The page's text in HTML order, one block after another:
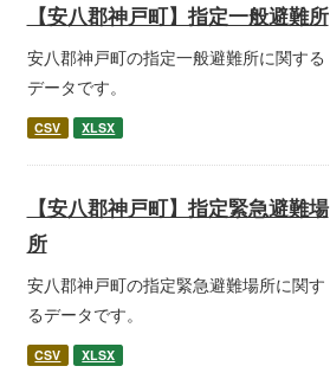
【安八郡神戸町】指定一般避難所
安八郡神戸町の指定一般避難所に関する
データです。
CSV XLSX
【安八郡神戸町】指定緊急避難場
所
安八郡神戸町の指定緊急避難場所に関す
るデータです。
CSV XLSX